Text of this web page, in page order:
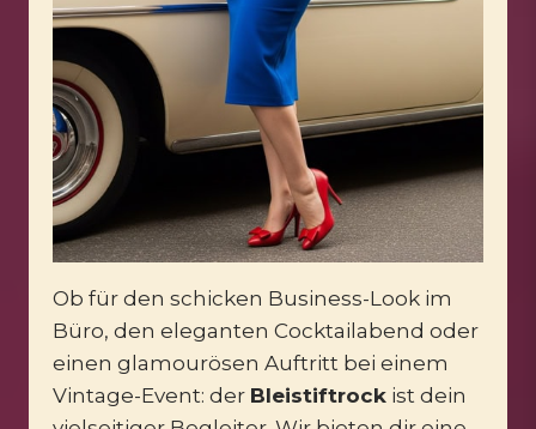
Ob für den schicken Business-Look im
Büro, den eleganten Cocktailabend oder
einen glamourösen Auftritt bei einem
Vintage-Event: der Bleistiftrock ist dein